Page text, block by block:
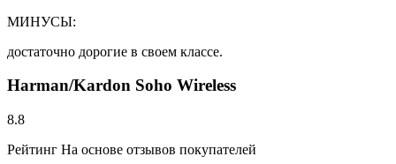
МИНУСЫ:
достаточно дорогие в своем классе.
Harman/Kardon Soho Wireless
8.8
Рейтинг На основе отзывов покупателей